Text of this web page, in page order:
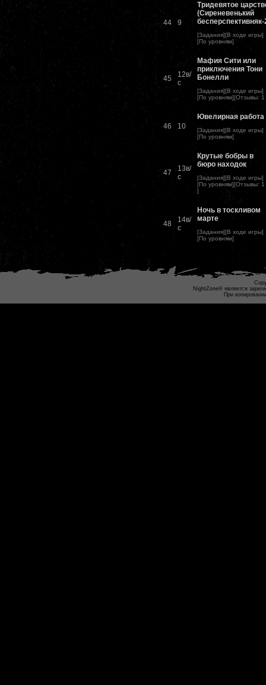
44 9
Тридевятое
(Сиреневенький
бесперспективняк-
[Задания][В ходе игры]
[По уровням]
45
12в/
с
Мафия Сити или
приключения Тони
Бонелли
[Задания][В ходе игры]
[По уровням][Отзывы: 1
46 10
Ювелирная работа
[Задания][В ходе игры]
[По уровням]
47
13в/
с
Крутые бобры в
бюро находок
[Задания][В ходе игры]
[По уровням][Отзывы: 1
]
48
14в/
с
Ночь в тоскливом
марте
[Задания][В ходе игры]
[По уровням]
NightZone® является
При